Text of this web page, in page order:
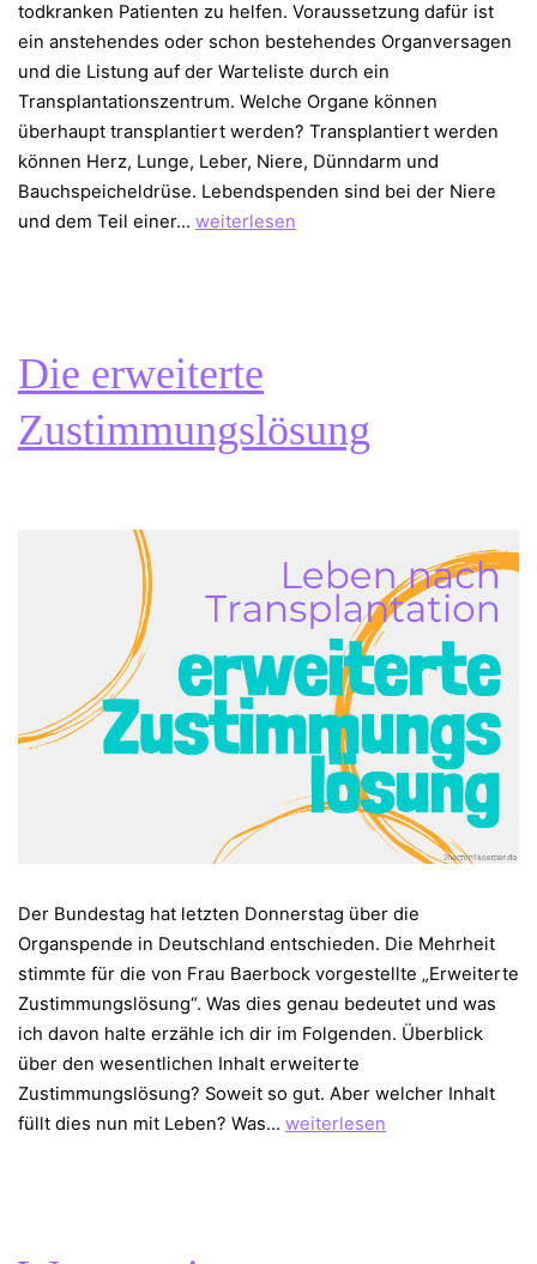
todkranken Patienten zu helfen. Voraussetzung dafür ist
ein anstehendes oder schon bestehendes Organversagen
und die Listung auf der Warteliste durch ein
Transplantationszentrum. Welche Organe können
überhaupt transplantiert werden? Transplantiert werden
können Herz, Lunge, Leber, Niere, Dünndarm und
Bauchspeicheldrüse. Lebendspenden sind bei der Niere
und dem Teil einer… Die
Organ
–
Transplantation
1.Teil
weiterlesen
Die erweiterte
Zustimmungslösung
Der Bundestag hat letzten Donnerstag über die
Organspende in Deutschland entschieden. Die Mehrheit
stimmte für die von Frau Baerbock vorgestellte „Erweiterte
Zustimmungslösung“. Was dies genau bedeutet und was
ich davon halte erzähle ich dir im Folgenden. Überblick
über den wesentlichen Inhalt erweiterte
Zustimmungslösung? Soweit so gut. Aber welcher Inhalt
füllt dies nun mit Leben? Was… Die
weiterlesen